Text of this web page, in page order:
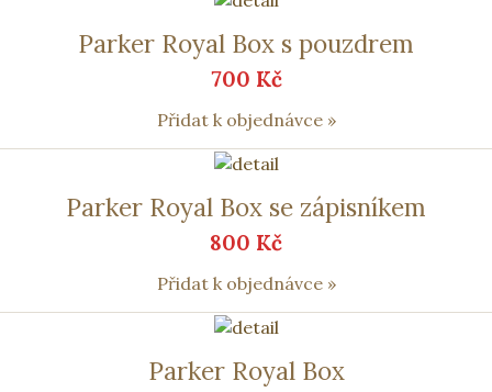
Parker Royal Box s pouzdrem
700 Kč
Přidat k objednávce »
Parker Royal Box se zápisníkem
800 Kč
Přidat k objednávce »
Parker Royal Box